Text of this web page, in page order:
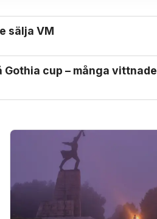
sälja VM
cup – många